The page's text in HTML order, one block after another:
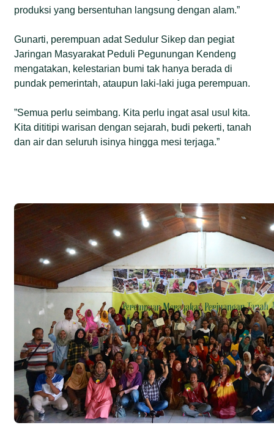
produksi yang bersentuhan langsung dengan alam.”
Gunarti, perempuan adat Sedulur Sikep dan pegiat
Jaringan Masyarakat Peduli Pegunungan Kendeng
mengatakan, kelestarian bumi tak hanya berada di
pundak pemerintah, ataupun laki-laki juga perempuan.
”Semua perlu seimbang. Kita perlu ingat asal usul kita.
Kita dititipi warisan dengan sejarah, budi pekerti, tanah
dan air dan seluruh isinya hingga mesi terjaga.”